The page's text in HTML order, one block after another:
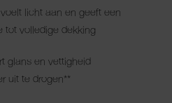
licht aan en geeft een
tot volledige dekking
glans en vettigheid
uit te drogen**